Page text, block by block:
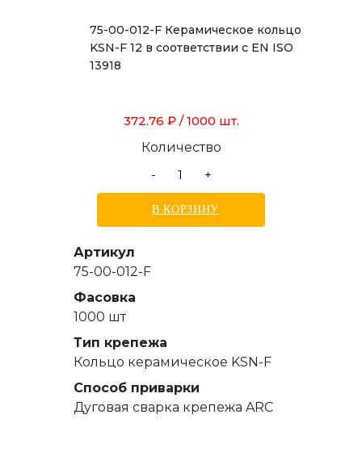
75-00-012-F Керамическое кольцо
KSN-F 12 в соответствии с EN ISO
13918
372.76 ₽ / 1000 шт.
Количество
-
+
В КОРЗИНУ
Артикул
75-00-012-F
Фасовка
1000 шт
Тип крепежа
Кольцо керамическое KSN-F
Способ приварки
Дуговая сварка крепежа ARC